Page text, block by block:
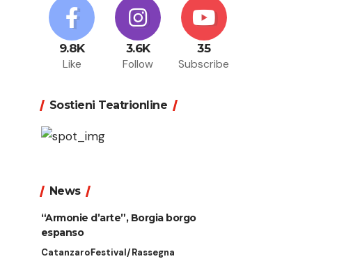
9.8K
Like
3.6K
Follow
35
Subscribe
Sostieni Teatrionline
News
“Armonie d’arte”, Borgia borgo
espanso
CatanzaroFestival/Rassegna